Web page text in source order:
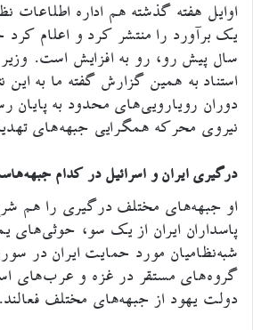
اوایل هفته گذشته هم اداره اطلاعات
یک برآورد را منتشر کرد و اعلام
سال پیش رو، رو به افزایش است. وزیر
استناد به همین گزارش گفته ما به این
دوران رویارویی‌های محدود به پایان
نیروی محرکه همگرایی جبهه‌های
درگیری ایران و اسرائیل در کدام
او جبهه‌های مختلف درگیری را هم
پاسداران ایران از یک سو، حوثی‌های
شبه‌نظامیان مورد حمایت ایران در
گروه‌های مستقر در غزه و عرب‌های
دولت یهود از جبهه‌های مختلف فعالند.